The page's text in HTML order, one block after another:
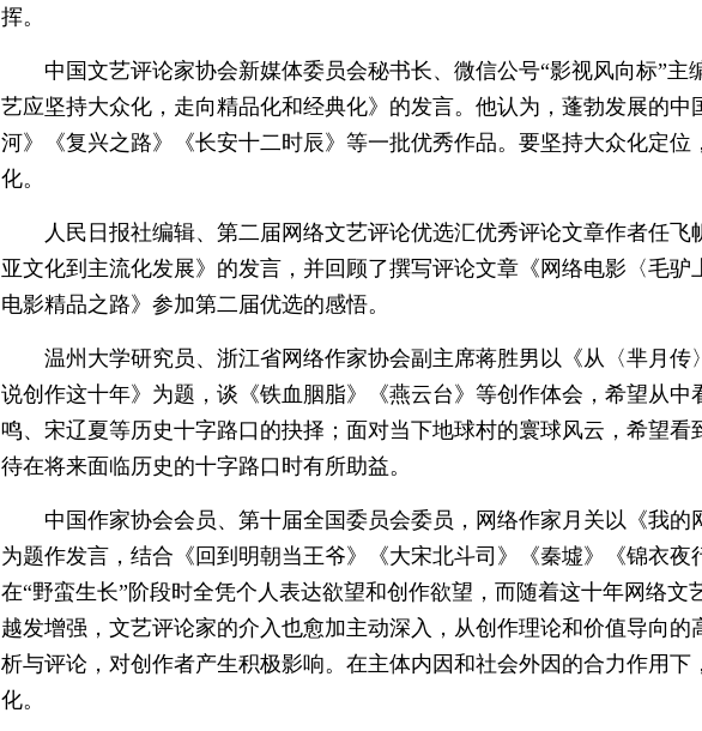
挥。
中国文艺评论家协会新媒体委员会秘书长、微信公号“影视风向标”主
艺应坚持大众化，走向精品化和经典化》的发言。他认为，蓬勃发展的中
河》《复兴之路》《长安十二时辰》等一批优秀作品。要坚持大众化定位
化。
人民日报社编辑、第二届网络文艺评论优选汇优秀评论文章作者任飞
亚文化到主流化发展》的发言，并回顾了撰写评论文章《网络电影〈毛驴
电影精品之路》参加第二届优选的感悟。
温州大学研究员、浙江省网络作家协会副主席蒋胜男以《从〈芈月
说创作这十年》为题，谈《铁血胭脂》《燕云台》等创作体会，希望从中
鸣、宋辽夏等历史十字路口的抉择；面对当下地球村的寰球风云，希望看
待在将来面临历史的十字路口时有所助益。
中国作家协会会员、第十届全国委员会委员，网络作家月关以《我的
为题作发言，结合《回到明朝当王爷》《大宋北斗司》《秦墟》《锦衣夜
在“野蛮生长”阶段时全凭个人表达欲望和创作欲望，而随着这十年网络文
越发增强，文艺评论家的介入也愈加主动深入，从创作理论和价值导向的
析与评论，对创作者产生积极影响。在主体内因和社会外因的合力作用下
化。